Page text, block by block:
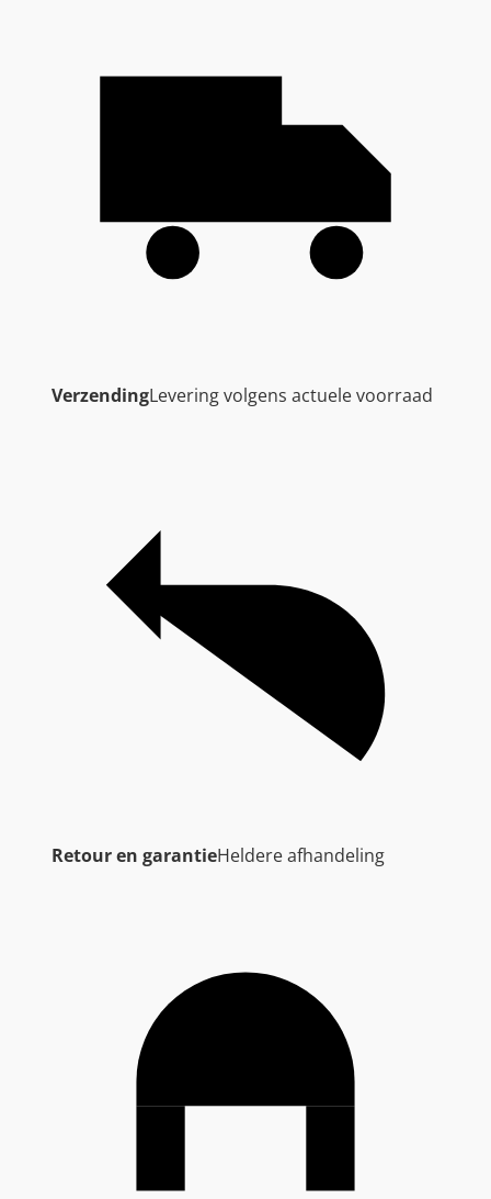
VerzendingLevering volgens actuele voorraad
Retour en garantieHeldere afhandeling